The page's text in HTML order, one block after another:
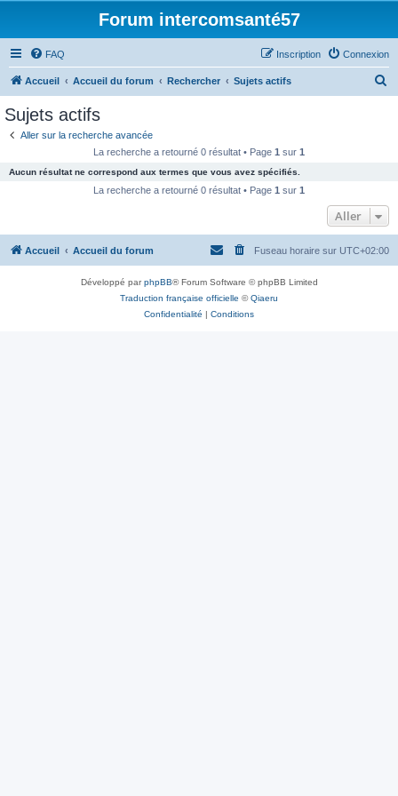
Forum intercomsanté57
FAQ Connexion
Inscription
Accueil Accueil du forum Rechercher Sujets actifs
c
e
Sujets actifs
Aller sur la recherche avancée
La recherche a retourné 0 résultat • Page 1 sur 1
Aucun résultat ne correspond aux termes que vous avez spécifiés.
La recherche a retourné 0 résultat • Page 1 sur 1
Aller
Accueil Accueil du forum Fuseau horaire sur UTC+02:00
Développé parphpBB® Forum Software © phpBB Limited
Traduction française officielle ©Qiaeru
Confidentialité | Conditions